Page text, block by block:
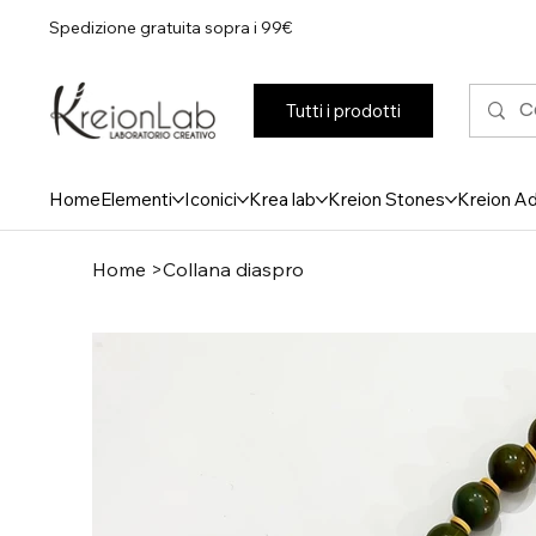
Spedizione gratuita sopra i 99€
Tutti i prodotti
HomeElementi Iconici Krea lab Kreion Stones Kreion
Home >Collana diaspro